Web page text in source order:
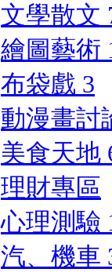
文學散文
繪圖藝術
布袋戲 3
動漫畫討
美食天地
理財專區
心理測驗
汽、機車